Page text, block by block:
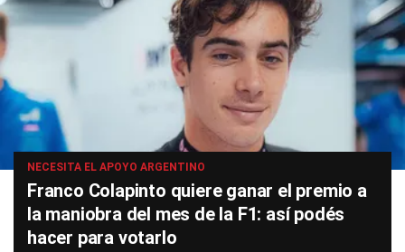
NECESITA EL APOYO ARGENTINO
Franco Colapinto quiere ganar el premio a
la maniobra del mes de la F1: así podés
hacer para votarlo